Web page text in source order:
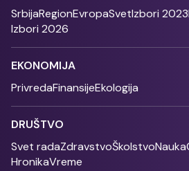
SrbijaRegionEvropaSvetIzbori 2023
Izbori 2026
EKONOMIJA
PrivredaFinansijeEkologija
DRUŠTVO
Svet radaZdravstvoŠkolstvoNauka
HronikaVreme